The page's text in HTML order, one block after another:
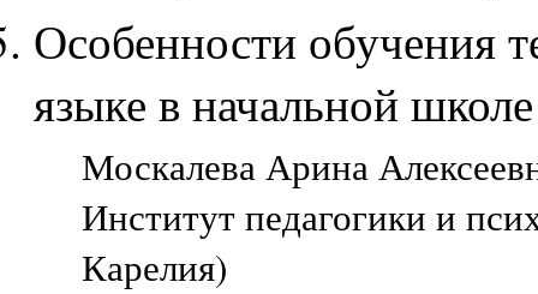
Особенности обучения
языке в начальной школе
Москалева Арина
Институт педагогики и
Карелия)